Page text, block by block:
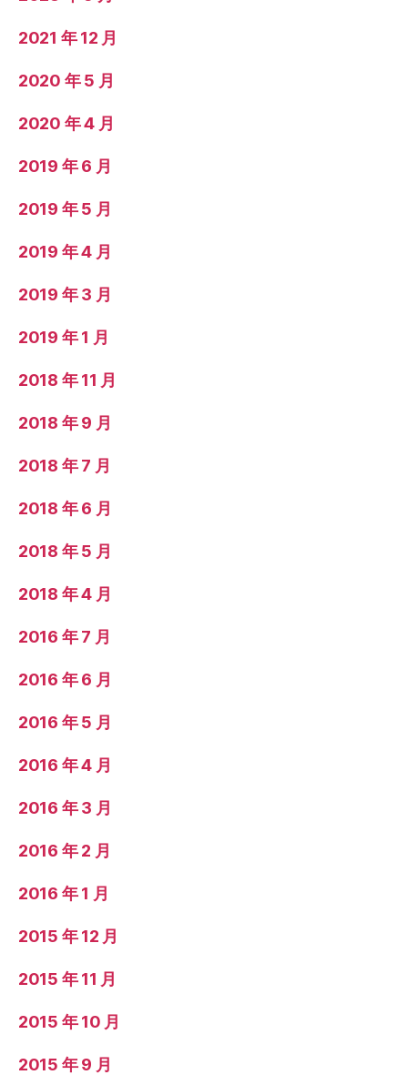
2021 年 12 月
2020 年 5 月
2020 年 4 月
2019 年 6 月
2019 年 5 月
2019 年 4 月
2019 年 3 月
2019 年 1 月
2018 年 11 月
2018 年 9 月
2018 年 7 月
2018 年 6 月
2018 年 5 月
2018 年 4 月
2016 年 7 月
2016 年 6 月
2016 年 5 月
2016 年 4 月
2016 年 3 月
2016 年 2 月
2016 年 1 月
2015 年 12 月
2015 年 11 月
2015 年 10 月
2015 年 9 月